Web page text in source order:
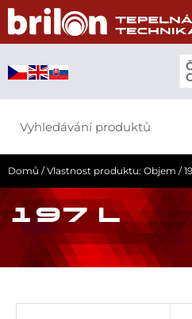
Přeskočit
obsah
Domů / Vlastnost produktu: Objem /
197 L